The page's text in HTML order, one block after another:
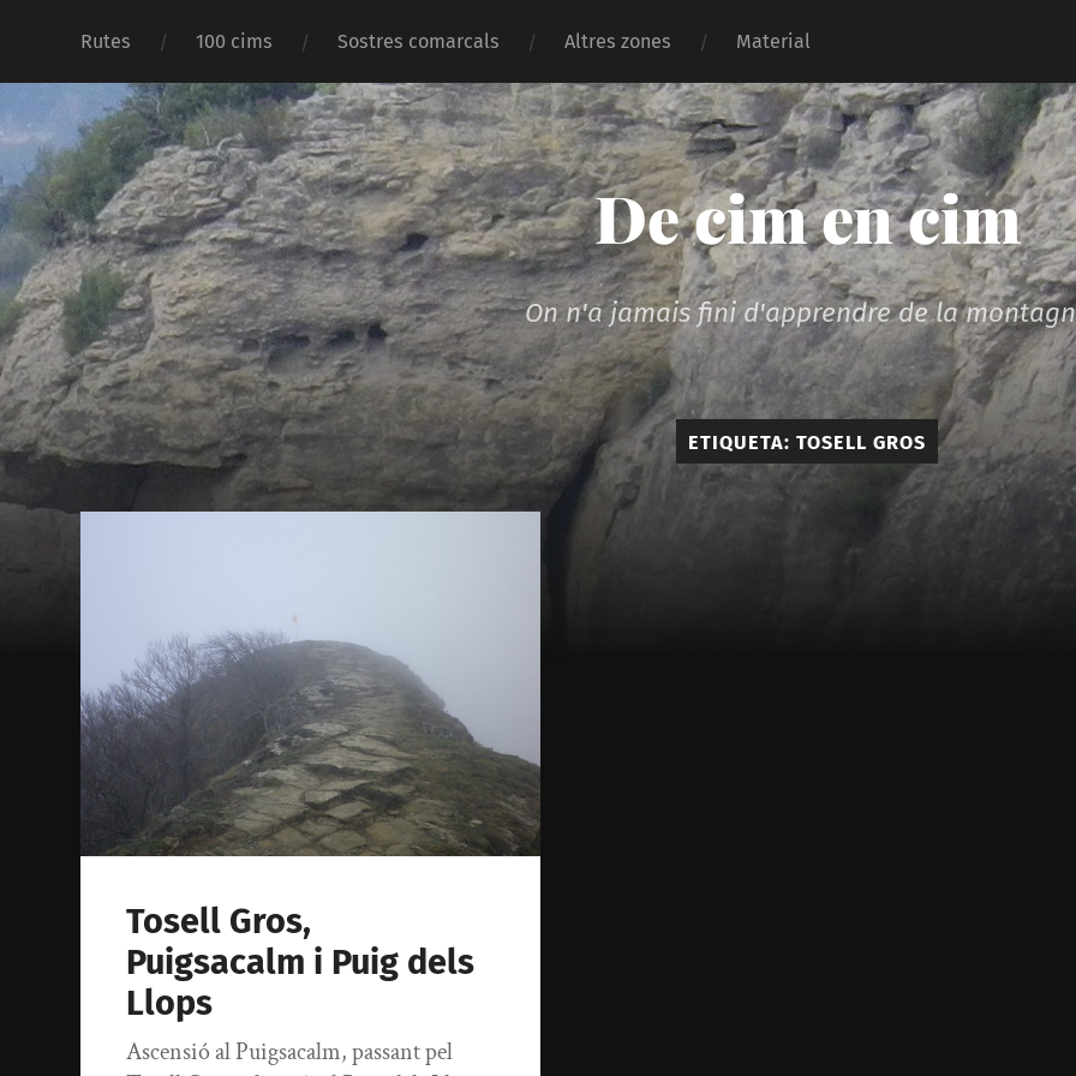
Rutes 100 cims Sostres comarcals Altres zones Material
De cim en cim
On n'a jamais fini d'apprendre de la
ETIQUETA: TOSELL GROS
Tosell Gros,
Puigsacalm i Puig dels
Llops
Ascensió al Puigsacalm, passant pel